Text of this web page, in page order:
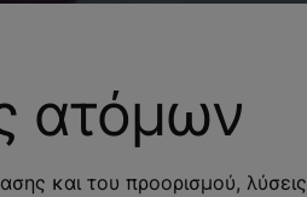
ατόμων
και του προορισμού, λύσεις